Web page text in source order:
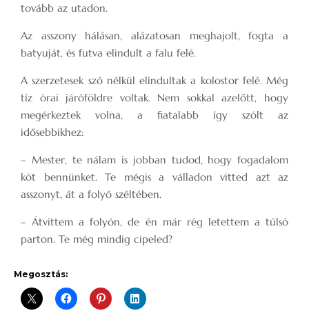
tovább az utadon.
Az asszony hálásan, alázatosan meghajolt, fogta a
batyuját, és futva elindult a falu felé.
A szerzetesek szó nélkül elindultak a kolostor felé. Még
tíz órai járóföldre voltak. Nem sokkal azelőtt, hogy
megérkeztek volna, a fiatalabb így szólt az
idősebbikhez:
– Mester, te nálam is jobban tudod, hogy fogadalom
köt bennünket. Te mégis a válladon vitted azt az
asszonyt, át a folyó széltében.
– Átvittem a folyón, de én már rég letettem a túlsó
parton. Te még mindig cipeled?
Megosztás: